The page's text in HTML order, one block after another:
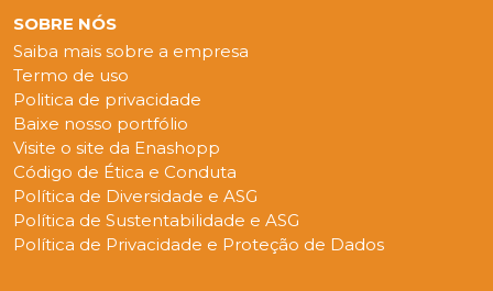
SOBRE NÓS
Saiba mais sobre a empresa
Termo de uso
Politica de privacidade
Baixe nosso portfólio
Visite o site da Enashopp
Código de Ética e Conduta
Política de Diversidade e ASG
Política de Sustentabilidade e ASG
Política de Privacidade e Proteção de Dados